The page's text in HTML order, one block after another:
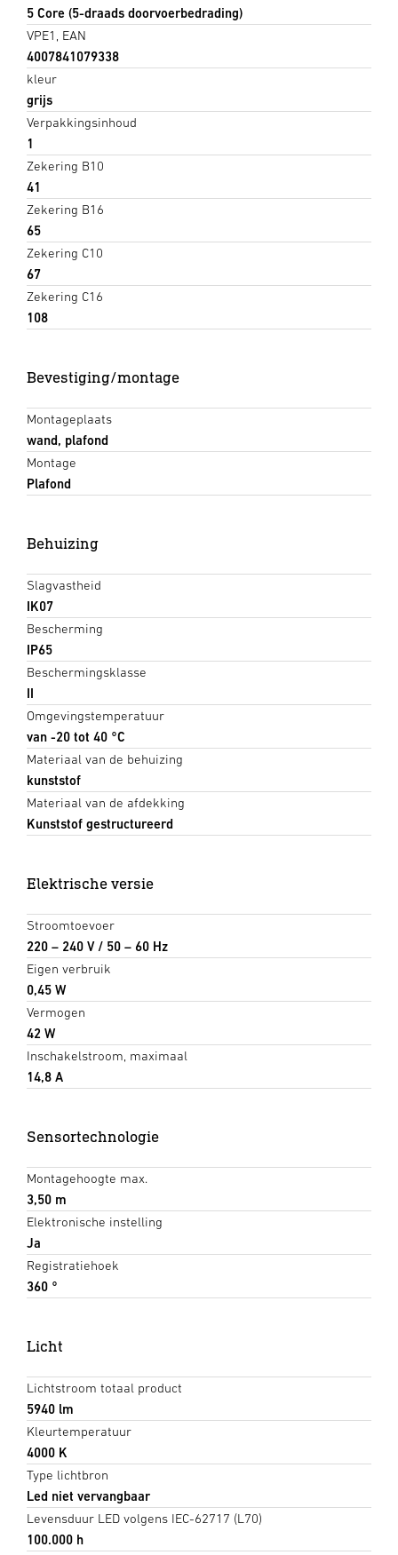
5 Core (5-draads doorvoerbedrading)
VPE1, EAN
4007841079338
kleur
grijs
Verpakkingsinhoud
1
Zekering B10
41
Zekering B16
65
Zekering C10
67
Zekering C16
108
Bevestiging/montage
Montageplaats
wand, plafond
Montage
Plafond
Behuizing
Slagvastheid
IK07
Bescherming
IP65
Beschermingsklasse
II
Omgevingstemperatuur
van -20 tot 40 °C
Materiaal van de behuizing
kunststof
Materiaal van de afdekking
Kunststof gestructureerd
Elektrische versie
Stroomtoevoer
220 – 240 V / 50 – 60 Hz
Eigen verbruik
0,45 W
Vermogen
42 W
Inschakelstroom, maximaal
14,8 A
Sensortechnologie
Montagehoogte max.
3,50 m
Elektronische instelling
Ja
Registratiehoek
360 °
Licht
Lichtstroom totaal product
5940 lm
Kleurtemperatuur
4000 K
Type lichtbron
Led niet vervangbaar
Levensduur LED volgens IEC-62717 (L70)
100.000 h